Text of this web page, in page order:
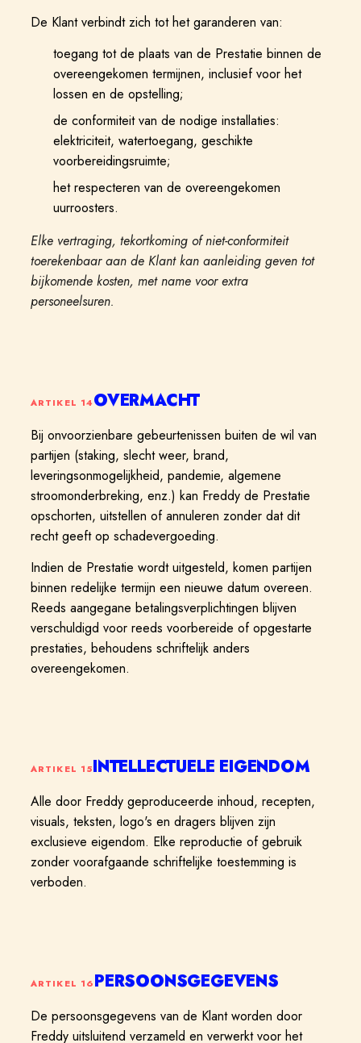
De Klant verbindt zich tot het garanderen van:
toegang tot de plaats van de Prestatie binnen de
overeengekomen termijnen, inclusief voor het
lossen en de opstelling;
de conformiteit van de nodige installaties:
elektriciteit, watertoegang, geschikte
voorbereidingsruimte;
het respecteren van de overeengekomen
uurroosters.
Elke vertraging, tekortkoming of niet-conformiteit
toerekenbaar aan de Klant kan aanleiding geven tot
bijkomende kosten, met name voor extra
personeelsuren.
ARTIKEL 14OVERMACHT
Bij onvoorzienbare gebeurtenissen buiten de wil van
partijen (staking, slecht weer, brand,
leveringsonmogelijkheid, pandemie, algemene
stroomonderbreking, enz.) kan Freddy de Prestatie
opschorten, uitstellen of annuleren zonder dat dit
recht geeft op schadevergoeding.
Indien de Prestatie wordt uitgesteld, komen partijen
binnen redelijke termijn een nieuwe datum overeen.
Reeds aangegane betalingsverplichtingen blijven
verschuldigd voor reeds voorbereide of opgestarte
prestaties, behoudens schriftelijk anders
overeengekomen.
ARTIKEL 15INTELLECTUELE EIGENDOM
Alle door Freddy geproduceerde inhoud, recepten,
visuals, teksten, logo's en dragers blijven zijn
exclusieve eigendom. Elke reproductie of gebruik
zonder voorafgaande schriftelijke toestemming is
verboden.
ARTIKEL 16PERSOONSGEGEVENS
De persoonsgegevens van de Klant worden door
Freddy uitsluitend verzameld en verwerkt voor het